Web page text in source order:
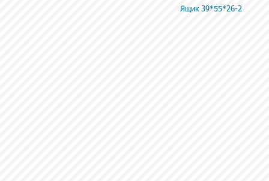
Ящик 39*55*26-2